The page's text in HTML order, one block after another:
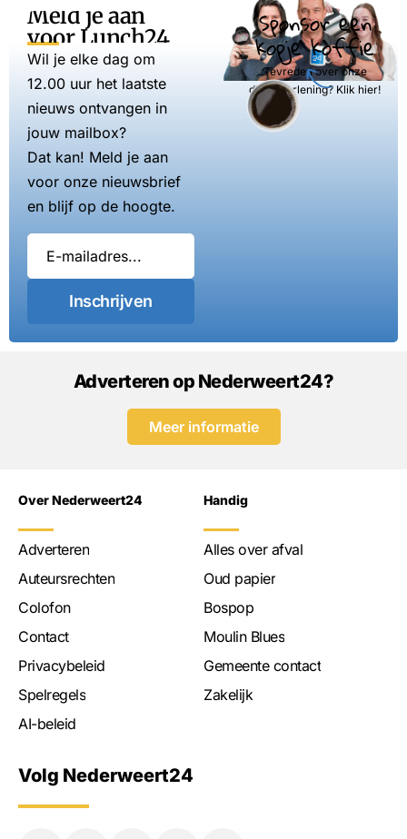
Meld je aan
voor Lunch24
Wil je elke dag om
12.00 uur het laatste
nieuws ontvangen in
jouw mailbox?
Dat kan! Meld je aan
voor onze nieuwsbrief
en blijf op de hoogte.
Inschrijven
Sponsor een
kopje koffie
Tevreden over onze
dienstverlening? Klik hier!
Adverteren op Nederweert24?
Meer informatie
Over Nederweert24
Adverteren
Auteursrechten
Colofon
Contact
Privacybeleid
Spelregels
AI-beleid
Handig
Alles over afval
Oud papier
Bospop
Moulin Blues
Gemeente contact
Zakelijk
Volg Nederweert24